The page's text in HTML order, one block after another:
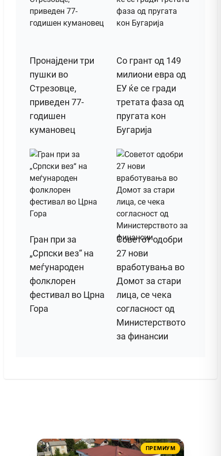
Пронајдени три
пушки во
Стрезовце,
приведен 77-
годишен
кумановец
Со грант од 149
милиони евра од
ЕУ ќе се гради
третата фаза од
пругата кон
Бугарија
Гран при за
„Српски вез“ на
меѓународен
фолклорен
фестивал во Црна
Гора
Советот одобри
27 нови
вработувања во
Домот за стари
лица, се чека
согласност од
Министерството
за финансии
ПРЕМИУМ